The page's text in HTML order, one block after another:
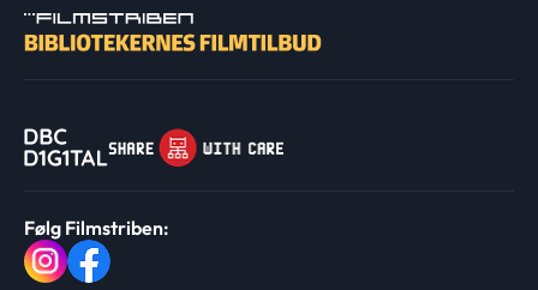
Følg Filmstriben: